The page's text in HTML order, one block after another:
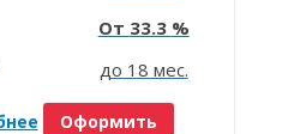
33.3
до 18 мес.
Оформить